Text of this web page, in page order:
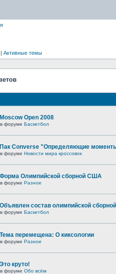
| Активные темы
Moscow Open 2008
в форуме Баскетбол
Пак Converse "Определяющие
в форуме Новости мира кроссовок
Форма Олимпийской сборной США
в форуме Разное
Объявлен состав олимпийской
в форуме Баскетбол
Тема перемещена: О киксологии
в форуме Разное
Это круто!
в форуме Обо всём